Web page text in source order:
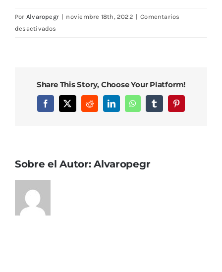
Por Alvaropegr | noviembre 18th, 2022 | Comentarios
desactivados
Share This Story, Choose Your Platform!
Facebook
X RedditLinkedInWhatsAppTumblrPinterest
Sobre el Autor:Alvaropegr